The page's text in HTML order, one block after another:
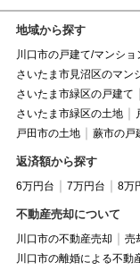
地域から探す
川口市の戸建て/マンショ
さいたま市見沼区のマン
さいたま市緑区の戸建て
さいたま市緑区の土地
戸田市の土地
蕨市の戸
返済額から探す
6万円台 7万円台 8万
不動産売却について
川口市の不動産売却 売
川口市の離婚による不動